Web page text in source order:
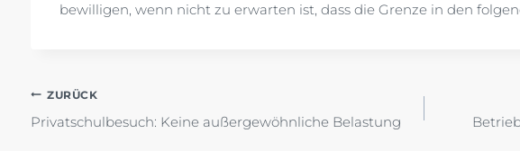
bewilligen, wenn nicht zu erwarten ist, dass die Grenze in den
Beitragsnavigation
ZURÜCK
Privatschulbesuch: Keine außergewöhnliche Belastung